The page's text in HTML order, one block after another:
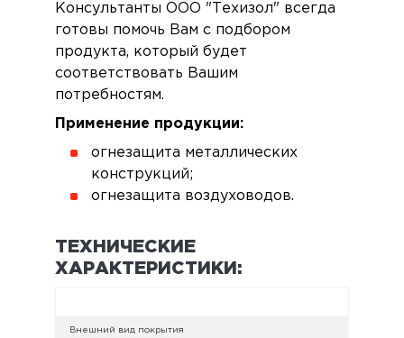
Консультанты ООО "Техизол" всегда
готовы помочь Вам с подбором
продукта, который будет
соответствовать Вашим
потребностям.
Применение продукции:
огнезащита металлических
конструкций;
огнезащита воздуховодов.
ТЕХНИЧЕСКИЕ
ХАРАКТЕРИСТИКИ:
Внешний вид покрытия